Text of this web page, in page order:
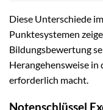
Diese Unterschiede
Punktesystemen
Bildungsbewertung
Herangehensweise
erforderlich macht.
Notenschlüssel